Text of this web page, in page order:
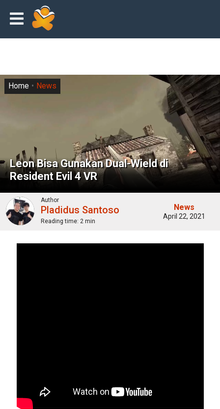
Leon Bisa Gunakan Dual-Wield di
Resident Evil 4 VR
Home News
Author
Pladidus Santoso
Reading time: 2 min
News
April 22, 2021